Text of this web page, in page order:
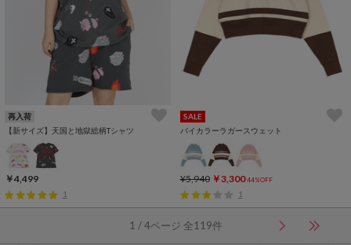
再入荷
【新サイズ】天国と地獄総柄Tシャツ
￥4,499
1
SALE
バイカラーラガースウェット
¥5,940 ￥3,300 44%OFF
1
1 / 4ページ 全119件